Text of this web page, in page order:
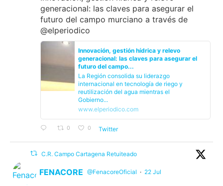
generacional: las claves para asegurar el
futuro del campo murciano a través de
@elperiodico
Innovación, gestión hídrica y relevo
generacional: las claves para asegurar el
futuro del campo...
La Región consolida su liderazgo
internacional en tecnología de riego y
reutilización del agua mientras el
Gobierno...
www.elperiodico.com
0 0 Twitter
C.R. Campo Cartagena Retuiteado
FENACORE @FenacoreOficial · 22 Jul